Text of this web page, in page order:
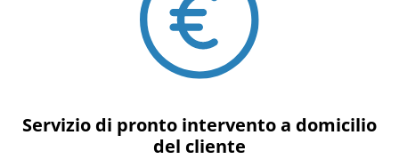
Servizio di pronto intervento a domicilio
del cliente